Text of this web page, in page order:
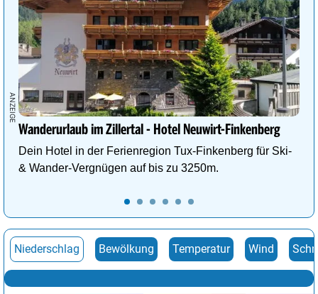
Wanderurlaub im Zillertal - Hotel Neuwirt-Finkenberg
Dein Hotel in der Ferienregion Tux-Finkenberg für Ski-
& Wander-Vergnügen auf bis zu 3250m.
Niederschlag Bewölkung Temperatur Wind